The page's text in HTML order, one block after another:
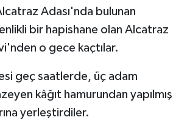
Adası'nda bulunan
bir hapishane olan Alcatraz
o gece kaçtılar.
geç saatlerde, üç adam
kâğıt hamurundan yapılmış
yerleştirdiler.